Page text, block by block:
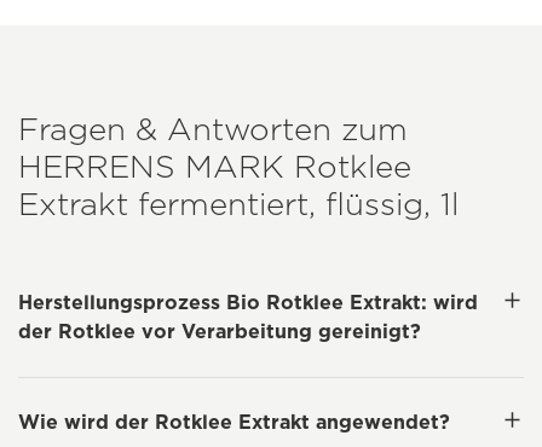
Fragen & Antworten zum
HERRENS MARK Rotklee
Extrakt fermentiert, flüssig, 1l
Herstellungsprozess Bio Rotklee Extrakt: wird
der Rotklee vor Verarbeitung gereinigt?
Wie wird der Rotklee Extrakt angewendet?